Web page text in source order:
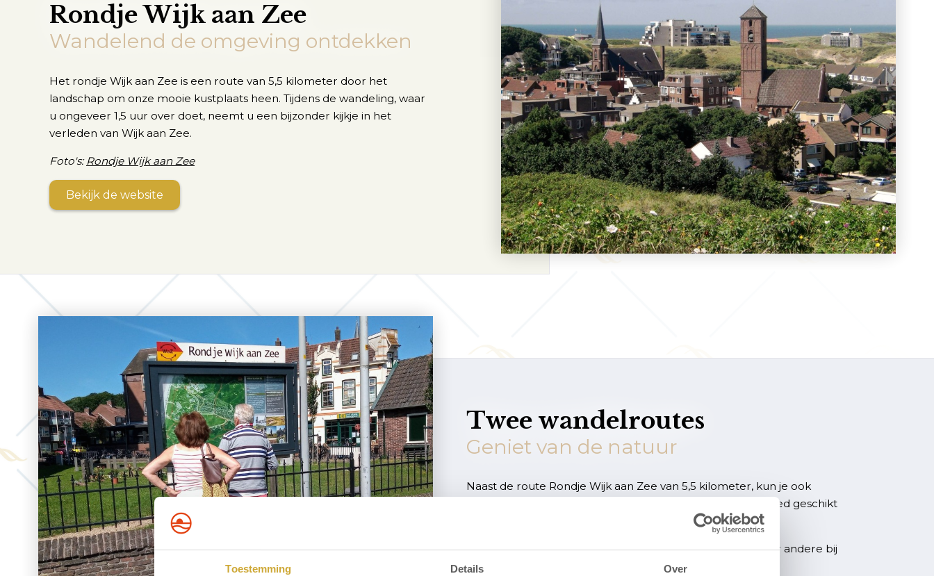
Toestemming Details Over
Rondje Wijk aan Zee
Wandelend de omgeving ontdekken
Het rondje Wijk aan Zee is een route van 5,5 kilometer door het
landschap om onze mooie kustplaats heen. Tijdens de wandeling, waar
u ongeveer 1,5 uur over doet, neemt u een bijzonder kijkje in het
verleden van Wijk aan Zee.
Foto's:Rondje Wijk aan Zee
Bekijk de website
Twee wandelroutes
Geniet van de natuur
Naast de route Rondje Wijk aan Zee van 5,5 kilometer, kun je ook
kiezen voor de Dorpswandeling. Deze wandeling is ook goed geschikt
voor mensen die minder goed ter been zijn.
Van beide routes zijn informatieboekjes verkrijgbaar, onder andere bij
het